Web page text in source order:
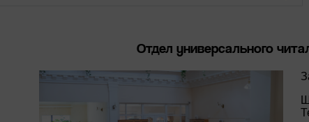
Отдел универсального